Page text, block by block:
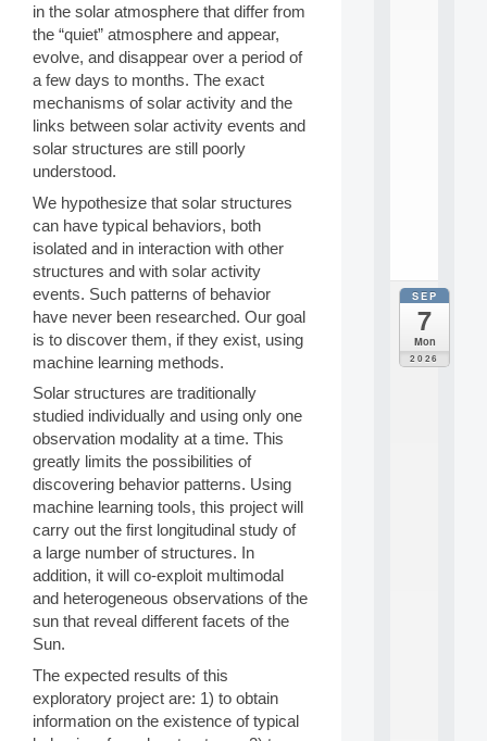
in the solar atmosphere that differ from
the “quiet” atmosphere and appear,
evolve, and disappear over a period of
a few days to months. The exact
mechanisms of solar activity and the
links between solar activity events and
solar structures are still poorly
understood.
We hypothesize that solar structures
can have typical behaviors, both
isolated and in interaction with other
structures and with solar activity
events. Such patterns of behavior
have never been researched. Our goal
is to discover them, if they exist, using
machine learning methods.
Solar structures are traditionally
studied individually and using only one
observation modality at a time. This
greatly limits the possibilities of
discovering behavior patterns. Using
machine learning tools, this project will
carry out the first longitudinal study of
a large number of structures. In
addition, it will co-exploit multimodal
and heterogeneous observations of the
sun that reveal different facets of the
Sun.
The expected results of this
exploratory project are: 1) to obtain
information on the existence of typical
SEP
7
Mon
2026